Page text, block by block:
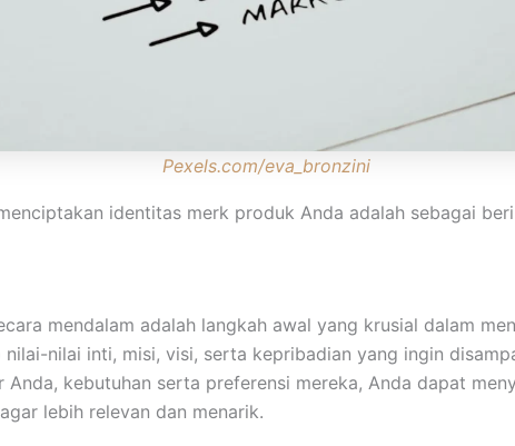
Pexels.com/eva_bronzini
identitas merk produk Anda adalah sebagai
mendalam adalah langkah awal yang krusial dalam
nilai inti, misi, visi, serta kepribadian yang ingin
kebutuhan serta preferensi mereka, Anda dapat
lebih relevan dan menarik.